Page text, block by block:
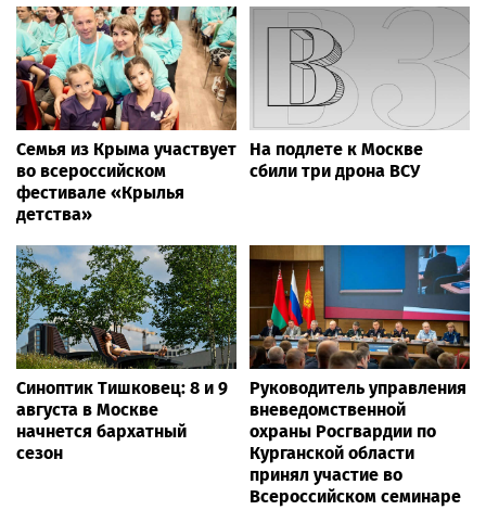
Семья из Крыма участвует
во всероссийском
фестивале «Крылья
детства»
На подлете к Москве
сбили три дрона ВСУ
Синоптик Тишковец: 8 и 9
августа в Москве
начнется бархатный
сезон
Руководитель управления
вневедомственной
охраны Росгвардии по
Курганской области
принял участие во
Всероссийском семинаре